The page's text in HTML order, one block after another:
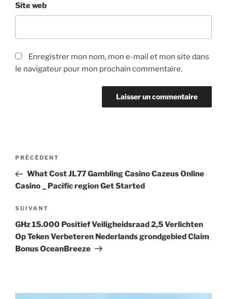
Site web
Enregistrer mon nom, mon e-mail et mon site dans
le navigateur pour mon prochain commentaire.
Navigation
l’article
Article
précédent
PRÉCÉDENT
What Cost JL77 Gambling Casino Cazeus Online
Casino _ Pacific region Get Started
Article
suivant
SUIVANT
GHz 15.000 Positief Veiligheidsraad 2,5 Verlichten
Op Teken Verbeteren Nederlands grondgebied Claim
Bonus OceanBreeze